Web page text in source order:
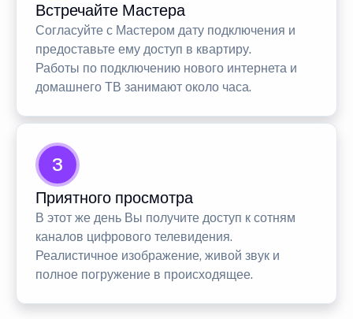
Встречайте Мастера
Согласуйте с Мастером дату подключения и
предоставьте ему доступ в квартиру.
Работы по подключению нового интернета и
домашнего ТВ занимают около часа.
3
Приятного просмотра
В этот же день Вы получите доступ к сотням
каналов цифрового телевидения.
Реалистичное изображение, живой звук и
полное погружение в происходящее.